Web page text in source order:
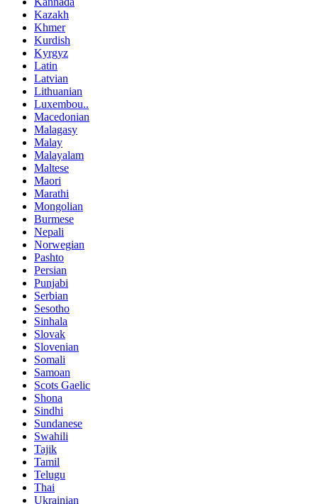
Kazakh
Khmer
Kurdish
Kyrgyz
Latin
Latvian
Lithuanian
Luxembou..
Macedonian
Malagasy
Malay
Malayalam
Maltese
Maori
Marathi
Mongolian
Burmese
Nepali
Norwegian
Pashto
Persian
Punjabi
Serbian
Sesotho
Sinhala
Slovak
Slovenian
Somali
Samoan
Scots Gaelic
Shona
Sindhi
Sundanese
Swahili
Tajik
Tamil
Telugu
Thai
Ukrainian